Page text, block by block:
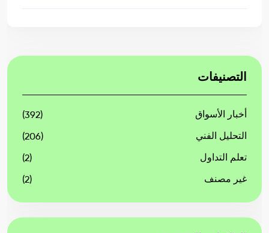
التصنيفات
أخبار الأسواق (392)
التحليل الفني (206)
تعلم التداول (2)
غير مصنف (2)